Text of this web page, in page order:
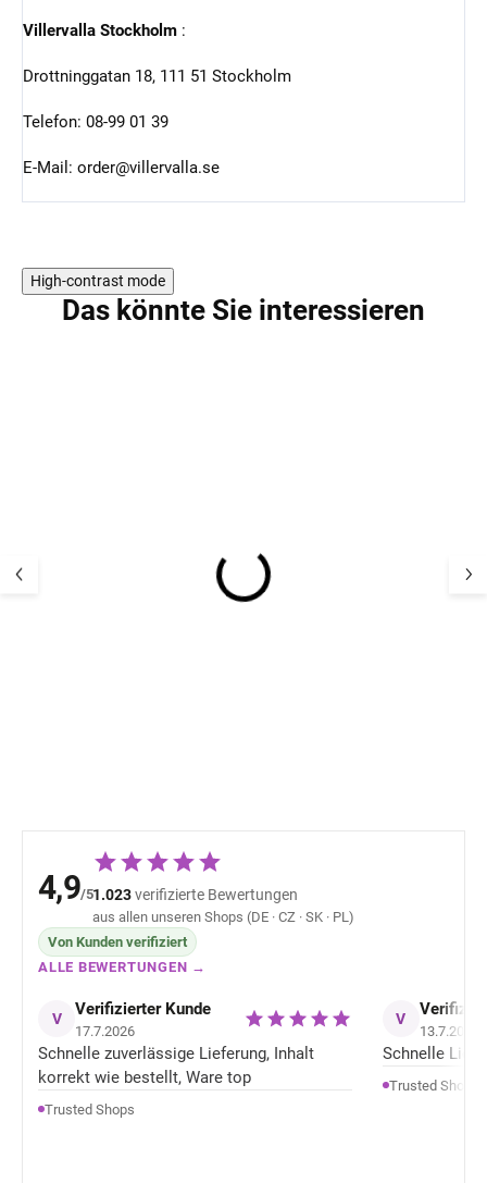
Villervalla Stockholm :
Drottninggatan 18, 111 51 Stockholm
Telefon: 08-99 01 39
E-Mail: order@villervalla.se
High-contrast mode
Das könnte Sie interessieren
4,9/51.023verifizierte Bewertungen
aus allen unseren Shops (DE · CZ · SK · PL)
Von Kunden verifiziert
ALLE BEWERTUNGEN →
V Verifizierter Kunde
17.7.2026
Schnelle zuverlässige Lieferung, Inhalt
korrekt wie bestellt, Ware top
Trusted Shops
V
13.7.2026
Schnelle
Trusted Shops